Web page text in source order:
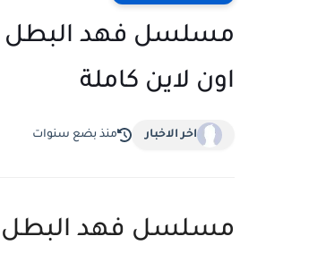
اون لاين كاملة
اخر الاخبار منذ بضع سنوات
مسلسل فهد البطل